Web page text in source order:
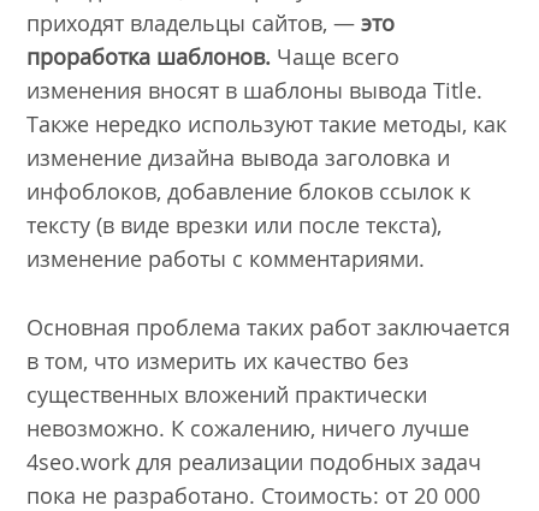
приходят владельцы сайтов, —это
проработка шаблонов. Чаще всего
изменения вносят в шаблоны вывода Title.
Также нередко используют такие методы, как
изменение дизайна вывода заголовка и
инфоблоков, добавление блоков ссылок к
тексту (в виде врезки или после текста),
изменение работы с комментариями.
Основная проблема таких работ заключается
в том, что измерить их качество без
существенных вложений практически
невозможно. К сожалению, ничего лучше
4seo.work для реализации подобных задач
пока не разработано. Стоимость: от 20 000